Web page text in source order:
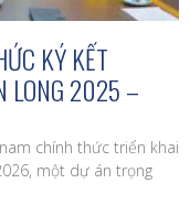
KÝ KẾT
LONG 2025 –
chính thức triển khai
một dự án trọng